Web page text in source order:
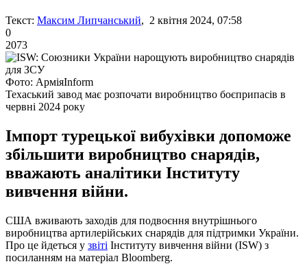
Текст: Максим Липчанський, 2 квітня 2024, 07:58
0
2073
Фото: АрміяІnform
Техаський завод має розпочати виробництво боєприпасів в
червні 2024 року
Імпорт турецької вибухівки допоможе
збільшити виробництво снарядів,
вважають аналітики Інституту
вивчення війни.
США вживають заходів для подвоєння внутрішнього
виробництва артилерійських снарядів для підтримки України.
Про це йдеться у звіті Інституту вивчення війни (ISW) з
посиланням на матеріал Bloomberg.